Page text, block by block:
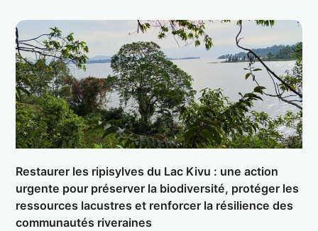
Restaurer les ripisylves du Lac Kivu : une action
urgente pour préserver la biodiversité, protéger les
ressources lacustres et renforcer la résilience des
communautés riveraines